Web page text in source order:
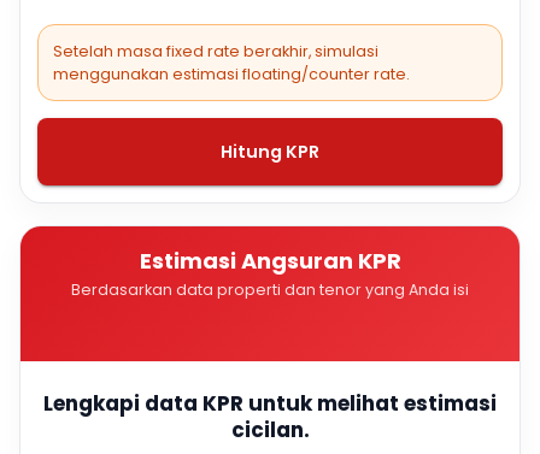
Setelah masa fixed rate berakhir, simulasi
menggunakan estimasi floating/counter rate.
Hitung KPR
Estimasi Angsuran KPR
Berdasarkan data properti dan tenor yang Anda isi
Lengkapi data KPR untuk melihat estimasi
cicilan.